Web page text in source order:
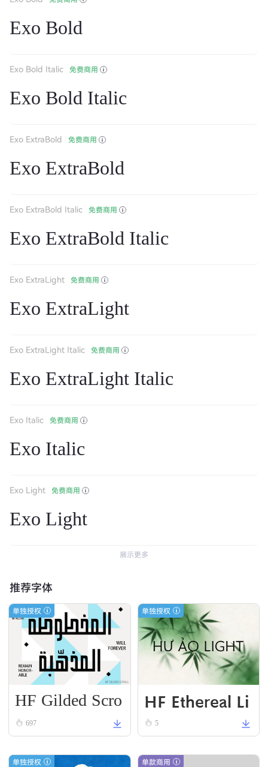
Exo Bold
Exo Bold Italic 免费商用
Exo Bold Italic
Exo ExtraBold 免费商用
Exo ExtraBold
Exo ExtraBold Italic 免费商用
Exo ExtraBold Italic
Exo ExtraLight 免费商用
Exo ExtraLight
Exo ExtraLight Italic 免费商用
Exo ExtraLight Italic
Exo Italic 免费商用
Exo Italic
Exo Light 免费商用
Exo Light
展示更多
推荐字体
单独授权
HF Gilded Scro
ll697
单独授权
HF Ethereal Li
VN Black
5
单独授权 单款商用